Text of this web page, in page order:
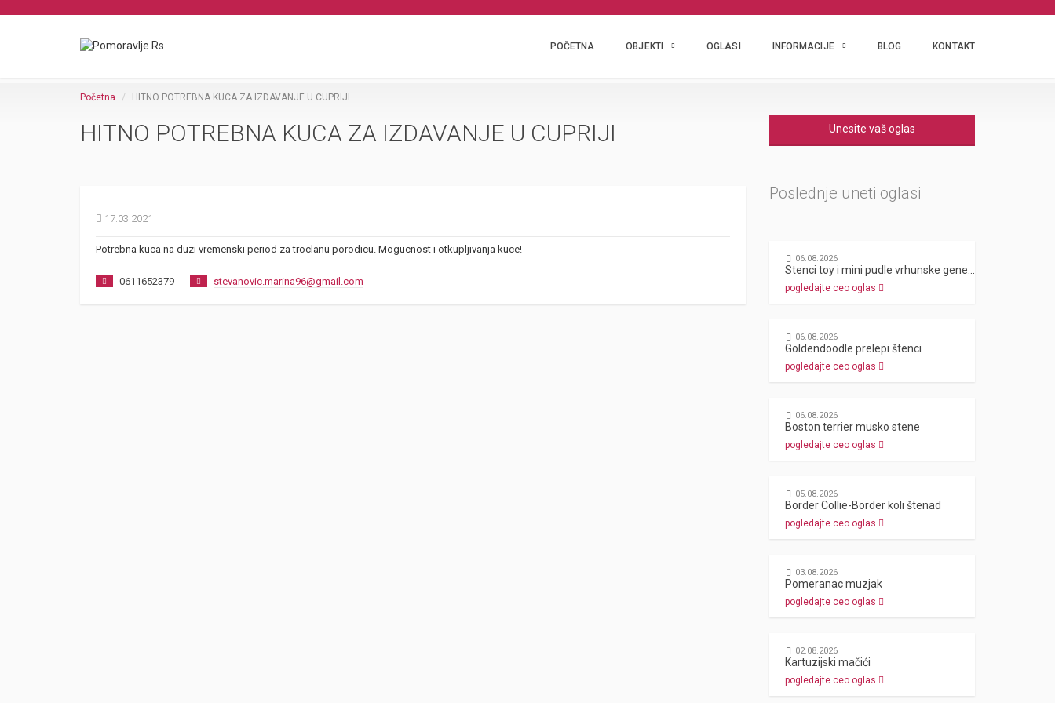
POČETNA OBJEKTI OGLASI INFORMACIJE BLOG KONTAKT
Početna HITNO POTREBNA KUCA ZA IZDAVANJE U CUPRIJI
HITNO POTREBNA KUCA ZA IZDAVANJE U CUPRIJI
17.03.2021
Potrebna kuca na duzi vremenski period za troclanu porodicu. Mogucnost i otkupljivanja kuce!
0611652379 stevanovic.marina96@gmail.com
Unesite vaš oglas
Poslednje uneti oglasi
06.08.2026
pogledajte ceo oglas
06.08.2026
Goldendoodle prelepi štenci
pogledajte ceo oglas
06.08.2026
Boston terrier musko stene
pogledajte ceo oglas
05.08.2026
Border Collie-Border koli štenad
pogledajte ceo oglas
03.08.2026
Pomeranac muzjak
pogledajte ceo oglas
02.08.2026
Kartuzijski mačići
pogledajte ceo oglas